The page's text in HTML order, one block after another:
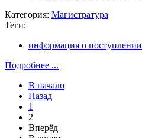
Категория: Магистратура
Теги:
информация о поступлении
Подробнее ...
В начало
Назад
1
2
Вперёд